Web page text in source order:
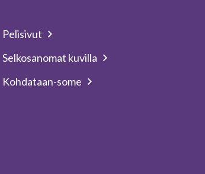
Pelisivut
Selkosanomat kuvilla
Kohdataan-some